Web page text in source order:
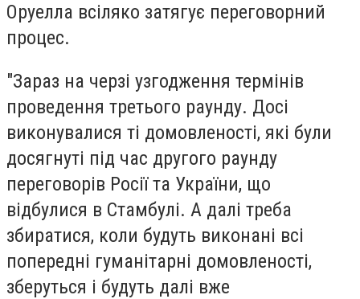
Оруелла всіляко затягує переговорний
процес.
"Зараз на черзі узгодження термінів
проведення третього раунду. Досі
виконувалися ті домовленості, які були
досягнуті під час другого раунду
переговорів Росії та України, що
відбулися в Стамбулі. А далі треба
збиратися, коли будуть виконані всі
попередні гуманітарні домовленості,
зберуться і будуть далі вже